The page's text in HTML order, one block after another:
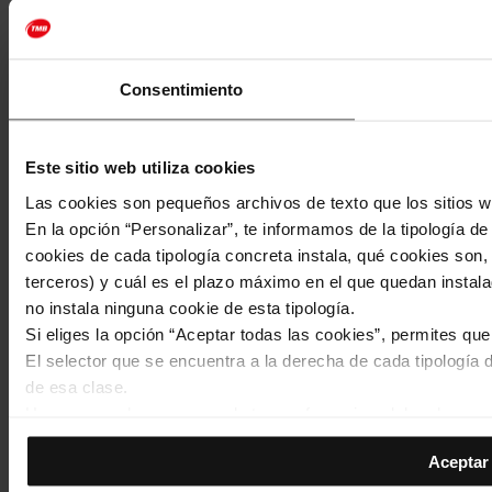
Consentimiento
Este sitio web utiliza cookies
Las cookies son pequeños archivos de texto que los sitios
En la opción “Personalizar”, te informamos de la tipología
cookies de cada tipología concreta instala, qué cookies
terceros) y cuál es el plazo máximo en el que quedan
no instala ninguna cookie de esta tipología.
Si eliges la opción “Aceptar todas las cookies”, permites
El selector que se encuentra a la derecha de cada
de esa clase.
de la tipología que hayas seleccionado previamente. Te
permiten recordar tus opciones de navegación (como el